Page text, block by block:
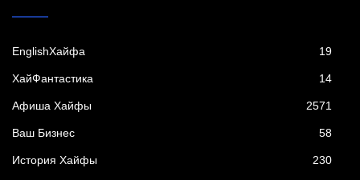
EnglishХайфа 19
XайФантастика 14
Афиша Хайфы 2571
Ваш Бизнес 58
История Хайфы 230